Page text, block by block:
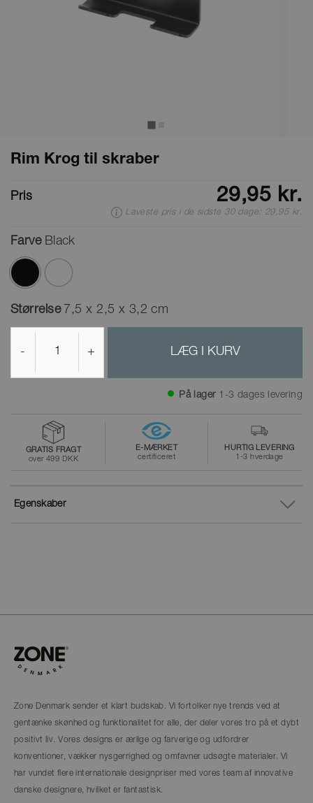
Rim Krog til skraber
Pris 29,95 kr.
Laveste pris i de sidste 30 dage: 29,95 kr.
Farve Black
valgte
Størrelse 7,5 x 2,5 x 3,2 cm
- + LÆG I KURV
På lager 1-3 dages levering
GRATIS FRAGT
over 499 DKK
E-MÆRKET
certificeret
HURTIG LEVERING
1-3 hverdage
Egenskaber
Zone Denmark sender et klart budskab. Vi fortolker nye trends ved at
gentænke skønhed og funktionalitet for alle, der deler vores tro på et dybt
positivt liv. Vores designs er ærlige og farverige og udfordrer
konventioner, vækker nysgerrighed og omfavner udsøgte materialer. Vi
har vundet flere internationale designpriser med vores team af innovative
danske designere, hvilket er fantastisk.